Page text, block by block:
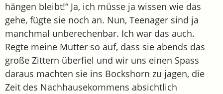
hängen bleibt!“ Ja, ich müsse ja wissen wie das
gehe, fügte sie noch an. Nun, Teenager sind ja
manchmal unberechenbar. Ich war das auch.
Regte meine Mutter so auf, dass sie abends das
große Zittern überfiel und wir uns einen Spass
daraus machten sie ins Bockshorn zu jagen, die
Zeit des Nachhausekommens absichtlich